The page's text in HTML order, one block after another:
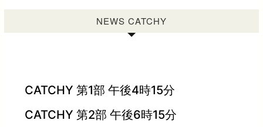
NEWS CATCHY
CATCHY 第1部 午後4時15分
CATCHY 第2部 午後6時15分